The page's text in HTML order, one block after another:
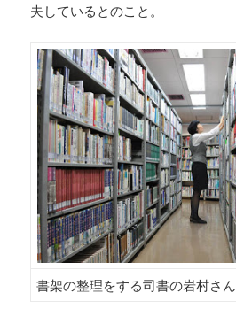
夫しているとのこと。
書架の整理をする司書の岩村さん